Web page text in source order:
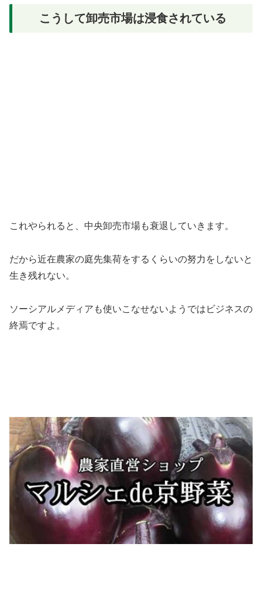
こうして卸売市場は浸食されている
これやられると、中央卸売市場も衰退していきます。
だから近在農家の庭先集荷をするくらいの努力をしないと
生き残れない。
ソーシアルメディアも使いこなせないようではビジネスの
終焉ですよ。